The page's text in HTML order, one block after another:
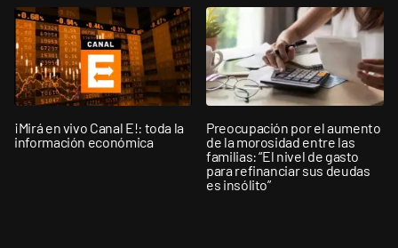
¡Mirá en vivo Canal E!: toda la
información económica
Preocupación por el aumento
de la morosidad entre las
familias: “El nivel de gasto
para refinanciar sus deudas
es insólito”